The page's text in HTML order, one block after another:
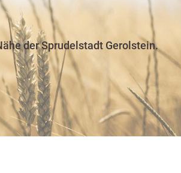
der Sprudelstadt Gerolstein.